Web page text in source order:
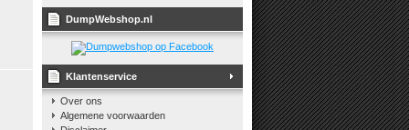
DumpWebshop.nl
Klantenservice
Over ons
Algemene voorwaarden